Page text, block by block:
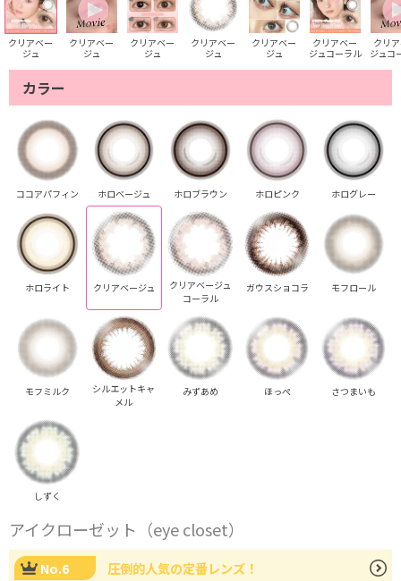
クリアベー
ジュ
クリアベー
ジュ
クリアベー
ジュ
クリアベー
ジュ
クリアベー
ジュ
クリアベー
ジュコーラル
クリ
ジュコ
カラー
ココアパフィン ホロベージュ ホロブラウン ホロピンク ホログレー
ホロライト クリアベージュ
クリアベージュ
コーラル
ガウスショコラ モフロール
モフミルク
シルエットキャ
メル
みずあめ ほっぺ さつまいも
しずく
アイクローゼット（eye closet）
No.6 圧倒的人気の定番レンズ！